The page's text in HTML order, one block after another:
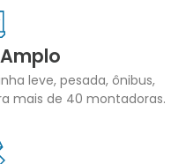
leve, pesada, ônibus,
mais de 40 montadoras.